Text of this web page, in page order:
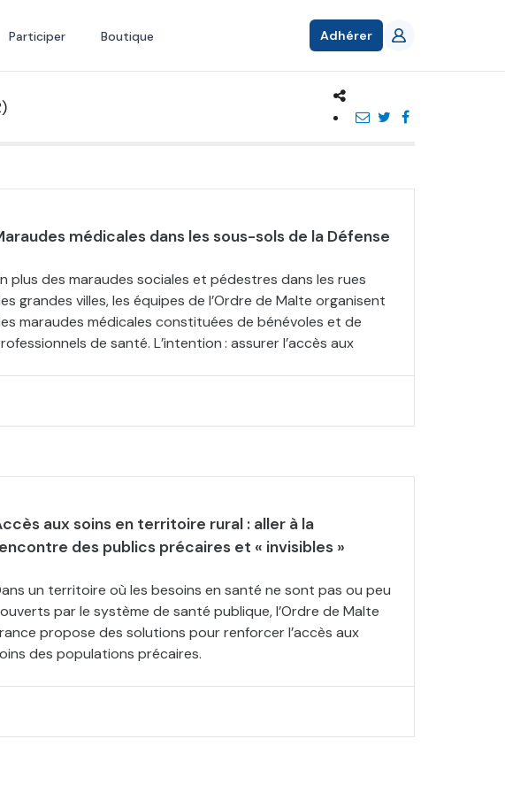
Participer Boutique Adhérer
médicales dans les sous-sols de la Défense
plus des maraudes sociales et pédestres dans les rues
grandes villes, les équipes de l’Ordre de Malte organisent
maraudes médicales constituées de bénévoles et de
de santé. L’intention : assurer l’accès aux
aux soins en territoire rural : aller à la
des publics précaires et « invisibles »
un territoire où les besoins en santé ne sont pas ou peu
par le système de santé publique, l’Ordre de Malte
propose des solutions pour renforcer l’accès aux
des populations précaires.